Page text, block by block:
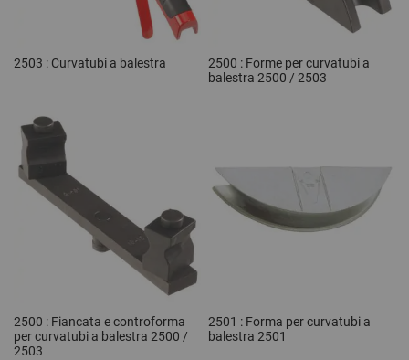
2503 : Curvatubi a balestra
2500 : Forme per curvatubi a
balestra 2500 / 2503
2500 : Fiancata e controforma
per curvatubi a balestra 2500 /
2503
2501 : Forma per curvatubi a
balestra 2501